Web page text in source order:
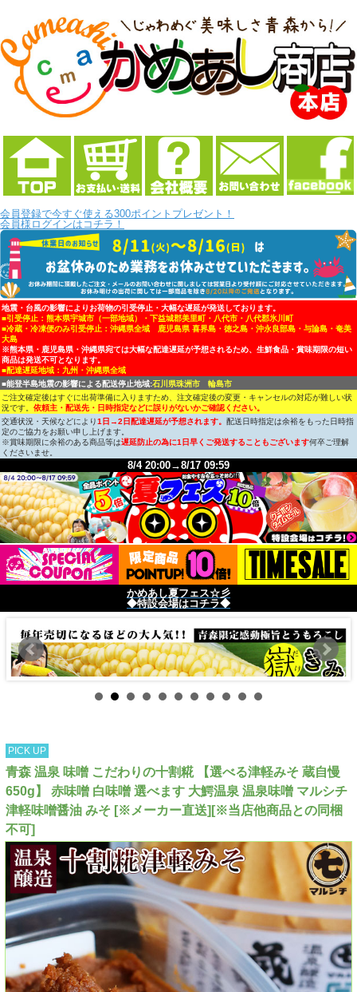
会員登録で今すぐ使える300ポイントプレゼント！
会員様ログインはコチラ！
地震・台風の影響によりお荷物の引受停止・大幅な遅延が発送しております。
■引受停止：熊本県宇城市（一部地域）・下益城郡美里町・八代市・八代郡氷川町
■冷蔵・冷凍便のみ引受停止：沖縄県全域 鹿児島県 喜界島・徳之島・沖永良部島・与論島・奄美
大島
※熊本県・鹿児島県・沖縄県宛ては大幅な配達遅延が予想されるため、生鮮食品・賞味期限の短い
商品は発送不可となります。
■配達遅延地域：九州・沖縄県全域
■能登半島地震の影響による配送停止地域:石川県珠洲市 輪島市
ご注文確定後はすぐに出荷準備に入りますため、注文確定後の変更・キャンセルの対応が難しい状
況です。 依頼主・配送先・日時指定などに誤りがないかご確認ください。
交通状況・天候などにより1日→2日配達遅延が予想されます。 配送日時指定は余裕をもった日時指
定のご協力をお願い申し上げます。
※賞味期限に余裕のある商品等は遅延防止の為に1日早くご発送することもございます何卒ご理解
くださいませ。
8/4 20:00→8/17 09:59
かめあし夏フェス☆彡
◆特設会場はコチラ◆
PICK UP
青森 温泉 味噌 こだわりの十割糀 【選べる津軽みそ 蔵自慢
650g】 赤味噌 白味噌 選べます 大鰐温泉 温泉味噌 マルシチ
津軽味噌醤油 みそ [※メーカー直送][※当店他商品との同梱
不可]